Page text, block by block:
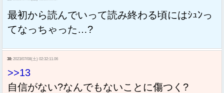
最初から読んでいって読み終わる頃にはｼｭﾝっ
てなっちゃった…?
38: 2023/07/08(土) 02:32:11.06
>>13
自信がない?なんでもないことに傷つく?